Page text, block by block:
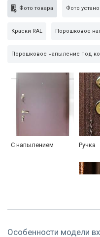
Внутр. сторона
Упаковка
Фото товара Фото
Краски RAL Порошковое
Порошковое напыление под
С напылением Ручка
Особенности модели